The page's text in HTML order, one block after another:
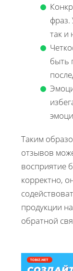
фраз.
так и
быть
Таким
отзывов
восприятие
корректно,
продукции
обратной